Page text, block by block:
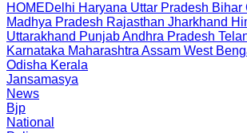
HOMEDelhi Haryana Uttar Pradesh Bihar
Madhya Pradesh Rajasthan Jharkhand
Uttarakhand PunjabAndhra Pradesh
Karnataka Maharashtra Assam West
Odisha Kerala
Jansamasya
News
Bjp
National